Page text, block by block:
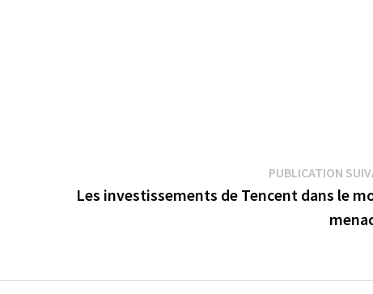
PUBLICATION
Les investissements de Tencent dans le